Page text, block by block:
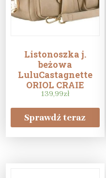
Listonoszka j.
beżowa
LuluCastagnette
ORIOL CRAIE
139,99zł
Sprawdź teraz